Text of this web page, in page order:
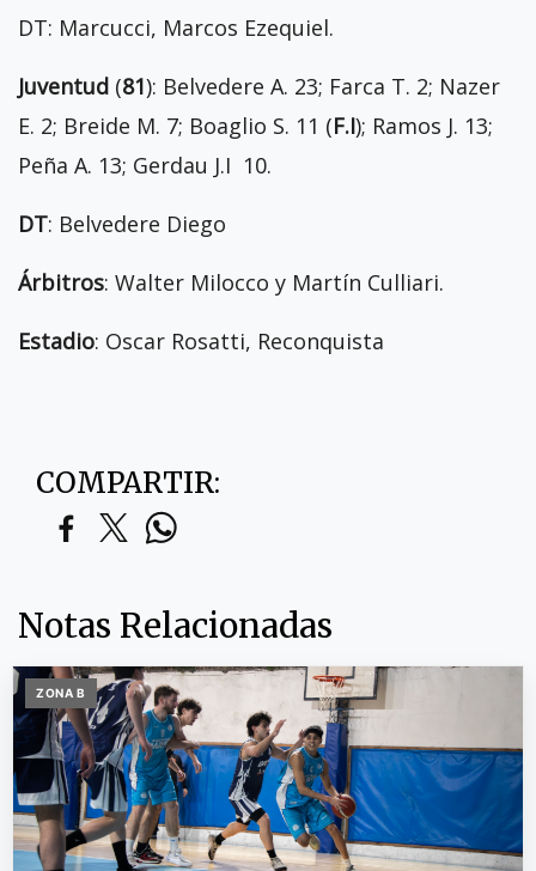
DT: Marcucci, Marcos Ezequiel.
Juventud (81): Belvedere A. 23; Farca T. 2; Nazer
E. 2; Breide M. 7; Boaglio S. 11 (F.I); Ramos J. 13;
Peña A. 13; Gerdau J.I 10.
DT: Belvedere Diego
Árbitros: Walter Milocco y Martín Culliari.
Estadio: Oscar Rosatti, Reconquista
COMPARTIR:
Notas Relacionadas
ZONA B